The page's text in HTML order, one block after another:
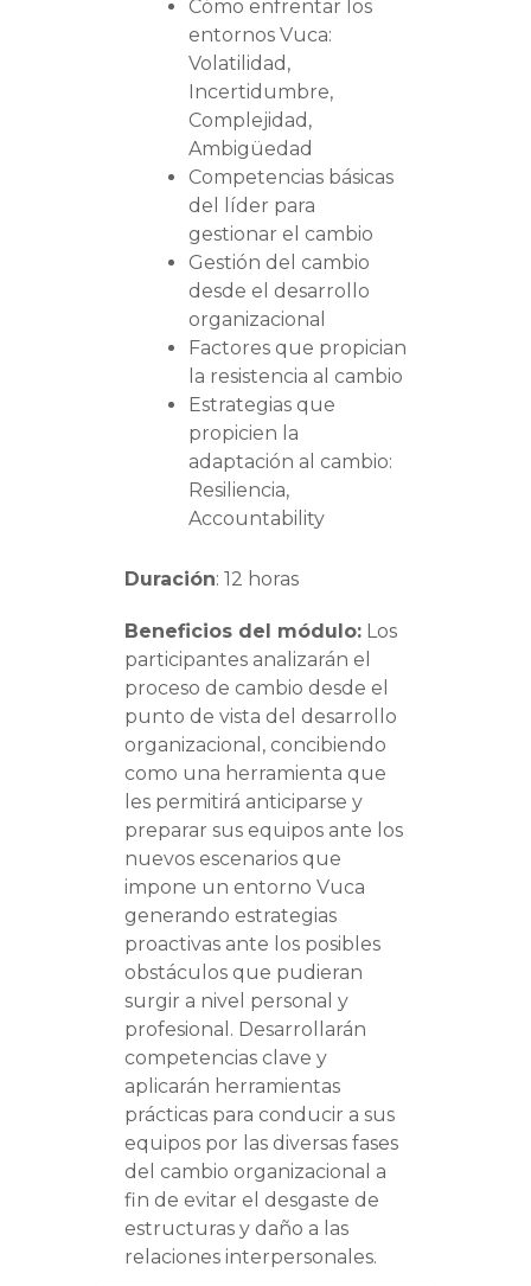
Cómo enfrentar los
entornos Vuca:
Volatilidad,
Incertidumbre,
Complejidad,
Ambigüedad
Competencias básicas
del líder para
gestionar el cambio
Gestión del cambio
desde el desarrollo
organizacional
Factores que propician
la resistencia al cambio
Estrategias que
propicien la
adaptación al cambio:
Resiliencia,
Accountability
Duración: 12 horas
Beneficios del módulo: Los
participantes analizarán el
proceso de cambio desde el
punto de vista del desarrollo
organizacional, concibiendo
como una herramienta que
les permitirá anticiparse y
preparar sus equipos ante los
nuevos escenarios que
impone un entorno Vuca
generando estrategias
proactivas ante los posibles
obstáculos que pudieran
surgir a nivel personal y
profesional. Desarrollarán
competencias clave y
aplicarán herramientas
prácticas para conducir a sus
equipos por las diversas fases
del cambio organizacional a
fin de evitar el desgaste de
estructuras y daño a las
relaciones interpersonales.